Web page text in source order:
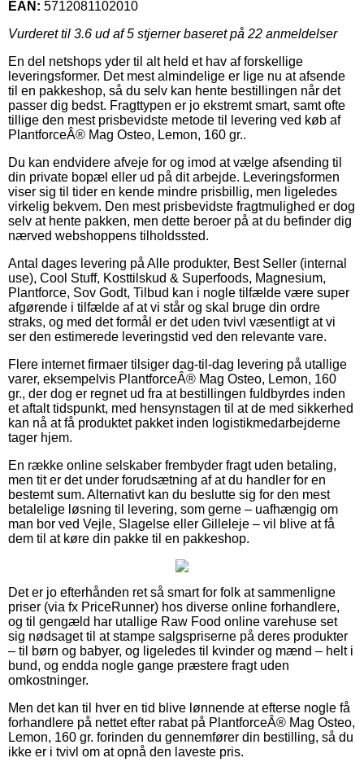
EAN: 5712081102010
Vurderet til 3.6 ud af 5 stjerner baseret på 22 anmeldelser
En del netshops yder til alt held et hav af forskellige
leveringsformer. Det mest almindelige er lige nu at afsende
til en pakkeshop, så du selv kan hente bestillingen når det
passer dig bedst. Fragttypen er jo ekstremt smart, samt ofte
tillige den mest prisbevidste metode til levering ved køb af
PlantforceÂ® Mag Osteo, Lemon, 160 gr..
Du kan endvidere afveje for og imod at vælge afsending til
din private bopæl eller ud på dit arbejde. Leveringsformen
viser sig til tider en kende mindre prisbillig, men ligeledes
virkelig bekvem. Den mest prisbevidste fragtmulighed er dog
selv at hente pakken, men dette beroer på at du befinder dig
nærved webshoppens tilholdssted.
Antal dages levering på Alle produkter, Best Seller (internal
use), Cool Stuff, Kosttilskud & Superfoods, Magnesium,
Plantforce, Sov Godt, Tilbud kan i nogle tilfælde være super
afgørende i tilfælde af at vi står og skal bruge din ordre
straks, og med det formål er det uden tvivl væsentligt at vi
ser den estimerede leveringstid ved den relevante vare.
Flere internet firmaer tilsiger dag-til-dag levering på utallige
varer, eksempelvis PlantforceÂ® Mag Osteo, Lemon, 160
gr., der dog er regnet ud fra at bestillingen fuldbyrdes inden
et aftalt tidspunkt, med hensynstagen til at de med sikkerhed
kan nå at få produktet pakket inden logistikmedarbejderne
tager hjem.
En række online selskaber frembyder fragt uden betaling,
men tit er det under forudsætning af at du handler for en
bestemt sum. Alternativt kan du beslutte sig for den mest
betalelige løsning til levering, som gerne – uafhængig om
man bor ved Vejle, Slagelse eller Gilleleje – vil blive at få
dem til at køre din pakke til en pakkeshop.
Det er jo efterhånden ret så smart for folk at sammenligne
priser (via fx PriceRunner) hos diverse online forhandlere,
og til gengæld har utallige Raw Food online varehuse set
sig nødsaget til at stampe salgspriserne på deres produkter
– til børn og babyer, og ligeledes til kvinder og mænd – helt i
bund, og endda nogle gange præstere fragt uden
omkostninger.
Men det kan til hver en tid blive lønnende at efterse nogle få
forhandlere på nettet efter rabat på PlantforceÂ® Mag Osteo,
Lemon, 160 gr. forinden du gennemfører din bestilling, så du
ikke er i tvivl om at opnå den laveste pris.